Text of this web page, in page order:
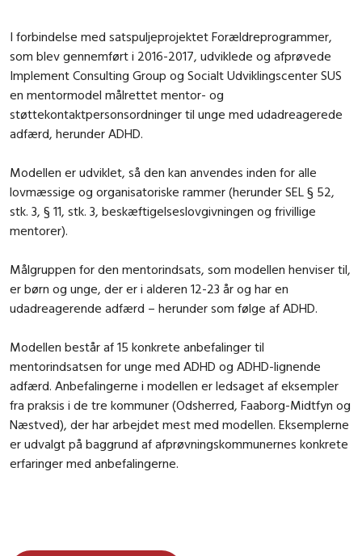
I forbindelse med satspuljeprojektet Forældreprogrammer,
som blev gennemført i 2016-2017, udviklede og afprøvede
Implement Consulting Group og Socialt Udviklingscenter SUS
en mentormodel målrettet mentor- og
støttekontaktpersonsordninger til unge med udadreagerede
adfærd, herunder ADHD.
Modellen er udviklet, så den kan anvendes inden for alle
lovmæssige og organisatoriske rammer (herunder SEL § 52,
stk. 3, § 11, stk. 3, beskæftigelseslovgivningen og frivillige
mentorer).
Målgruppen for den mentorindsats, som modellen henviser til,
er børn og unge, der er i alderen 12-23 år og har en
udadreagerende adfærd – herunder som følge af ADHD.
Modellen består af 15 konkrete anbefalinger til
mentorindsatsen for unge med ADHD og ADHD-lignende
adfærd. Anbefalingerne i modellen er ledsaget af eksempler
fra praksis i de tre kommuner (Odsherred, Faaborg-Midtfyn og
Næstved), der har arbejdet mest med modellen. Eksemplerne
er udvalgt på baggrund af afprøvningskommunernes konkrete
erfaringer med anbefalingerne.